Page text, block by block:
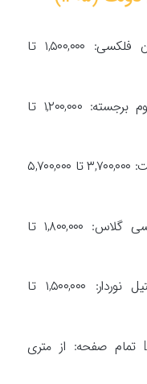
قیمت تابلو پیشخوان دولت نئون فلکسی: ۱,۵۰۰,۰۰۰ تا
قیمت تابلو پیشخوان دولت چلنیوم برجسته: ۱,۲۰۰,۰۰۰ تا
قیمت تابلو کامپوزیت پیشخوان دولت: ۳,۷۰۰,۰۰۰ تا ۵,۷۰۰,۰۰۰
قیمت تابلو پیشخوان دولت پلکسی گلاس: ۱,۸۰۰,۰۰۰ تا
قیمت تابلو پیشخوان دولت استیل نوردار: ۱,۵۰۰,۰۰۰ تا
قیمت تابلو پیشخوان دولت LED تمام صفحه: از متری